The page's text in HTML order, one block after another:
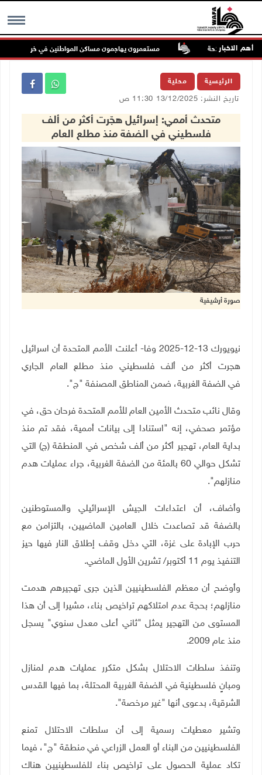
MENU أهم الاخبار
حرية الملاحة مستعمرون يهاجمون مساكن المواطنين في خربة الحمة
الرئيسية محلية
تاريخ النشر: 13/12/2025 11:30 ص
متحدث أممي: إسرائيل هجّرت أكثر من ألف
فلسطيني في الضفة منذ مطلع العام
صورة أرشيفية
نيويورك 13-12-2025 وفا- أعلنت الأمم المتحدة أن اسرائيل
هجرت أكثر من ألف فلسطيني منذ مطلع العام الجاري
في الضفة الغربية، ضمن المناطق المصنفة "ج".
وقال نائب متحدث الأمين العام للأمم المتحدة فرحان حق، في
مؤتمر صحفي، إنه "استنادا إلى بيانات أممية، فقد تم منذ
بداية العام، تهجير أكثر من ألف شخص في المنطقة (ج) التي
تشكل حوالي 60 بالمئة من الضفة الغربية، جراء عمليات هدم
منازلهم".
وأضاف، أن اعتداءات الجيش الإسرائيلي والمستوطنين
بالضفة قد تصاعدت خلال العامين الماضيين، بالتزامن مع
حرب الإبادة على غزة، التي دخل وقف إطلاق النار فيها حيز
التنفيذ يوم 11 أكتوبر/ تشرين الأول الماضي
.
وأوضح أن معظم الفلسطينيين الذين جرى تهجيرهم هدمت
منازلهم؛ بحجة عدم امتلاكهم تراخيص بناء، مشيرا إلى أن هذا
المستوى من التهجير يمثل "ثاني أعلى معدل سنوي" يسجل
منذ عام 2009.
وتنفذ سلطات الاحتلال بشكل متكرر عمليات هدم لمنازل
ومبانٍ فلسطينية في الضفة الغربية المحتلة، بما فيها القدس
الشرقية، بدعوى أنها "غير مرخصة".
وتشير معطيات رسمية إلى أن سلطات الاحتلال تمنع
الفلسطينيين من البناء أو العمل الزراعي في منطقة "ج"، فيما
تكاد عملية الحصول على تراخيص بناء للفلسطينيين هناك